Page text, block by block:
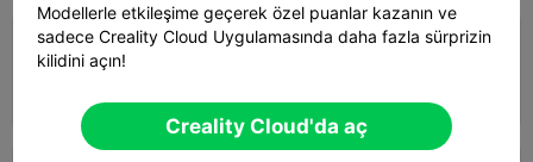
0.16mm layer, 2 walls, 8% infill
Modellerle etkileşime geçerek özel puanlar kazanın ve
sadece Creality Cloud Uygulamasında daha fazla sürprizin
kilidini açın!
Creality Cloud'da aç